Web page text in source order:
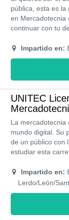
pública, esta es
en Mercadotecnia
continuar con tu
Impartido en:
UNITEC
La mercadotecnia
mundo digital. Su
de un público con
estudiar esta
Impartido en:
Lerdo/León/